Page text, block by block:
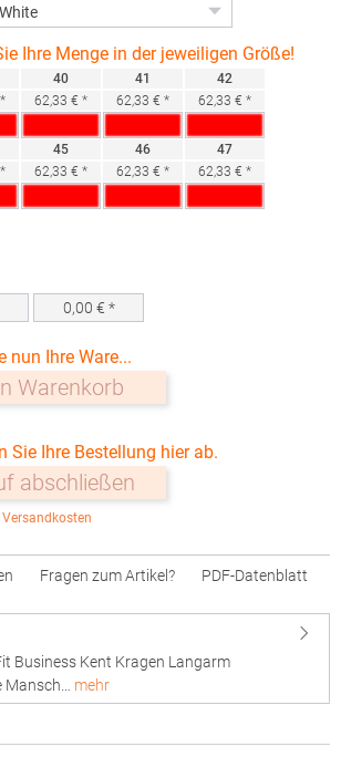
Ihre Menge in der jeweiligen Größe!
40
62,33 € *
41
62,33 € *
42
62,33 € *
45
62,33 € *
46
62,33 € *
47
62,33 € *
0,00 € *
nun Ihre Ware...
Warenkorb
Sie Ihre Bestellung hier ab.
abschließen
Fragen zum Artikel? PDF-Datenblatt
Business Kent Kragen Langarm
Mansch… mehr